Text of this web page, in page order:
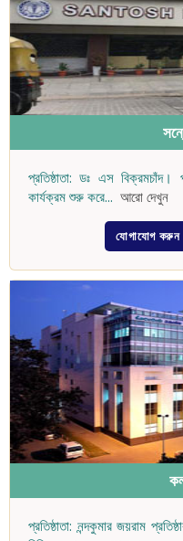
প্রতিষ্ঠাতা: ডঃ এস বিক্রমচাঁদ।
কার্যক্রম শুরু করে... আরো দেখুন
যোগাযোগ করুন
প্রতিষ্ঠাতা: নন্দকুমার জয়রাম